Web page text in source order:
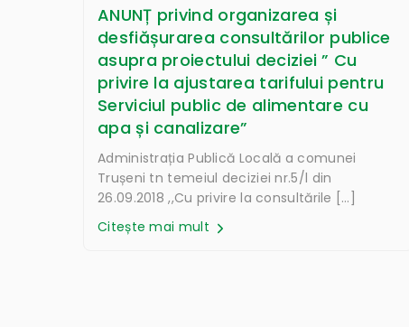
ANUNȚ privind organizarea și
desfiășurarea consultărilor publice
asupra proiectului deciziei ” Cu
privire la ajustarea tarifului pentru
Serviciul public de alimentare cu
apa și canalizare”
Administrația Publică Locală a comunei
Trușeni tn temeiul deciziei nr.5/l din
26.09.2018 ,,Cu privire la consultările […]
Citește mai mult